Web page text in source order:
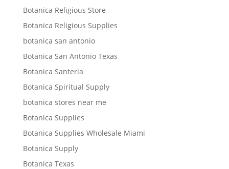
Botanica Religious Store
Botanica Religious Supplies
botanica san antonio
Botanica San Antonio Texas
Botanica Santeria
Botanica Spiritual Supply
botanica stores near me
Botanica Supplies
Botanica Supplies Wholesale Miami
Botanica Supply
Botanica Texas